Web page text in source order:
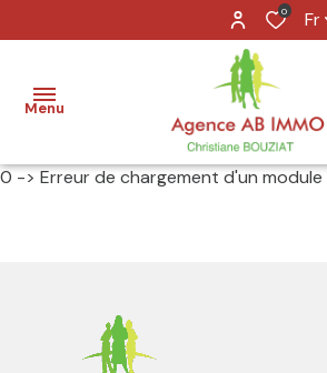
0 Fr
Menu
0 -> Erreur de chargement d'un module